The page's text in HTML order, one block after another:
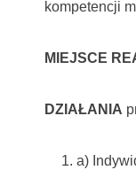
kompetencji
MIEJSCE
DZIAŁANIA
a)